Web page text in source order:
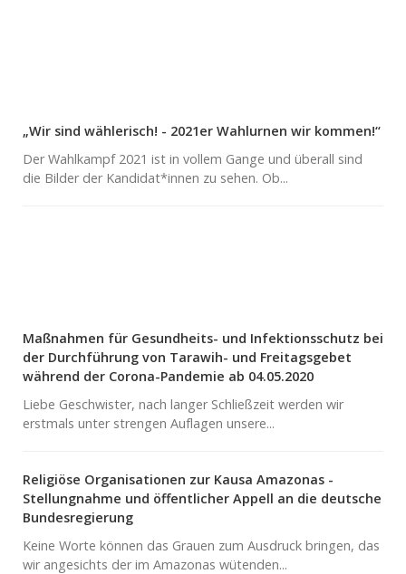
„Wir sind wählerisch! - 2021er Wahlurnen wir kommen!“
Der Wahlkampf 2021 ist in vollem Gange und überall sind
die Bilder der Kandidat*innen zu sehen. Ob...
Maßnahmen für Gesundheits- und Infektionsschutz bei
der Durchführung von Tarawih- und Freitagsgebet
während der Corona-Pandemie ab 04.05.2020
Liebe Geschwister, nach langer Schließzeit werden wir
erstmals unter strengen Auflagen unsere...
Religiöse Organisationen zur Kausa Amazonas -
Stellungnahme und öffentlicher Appell an die deutsche
Bundesregierung
Keine Worte können das Grauen zum Ausdruck bringen, das
wir angesichts der im Amazonas wütenden...